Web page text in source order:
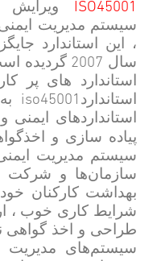
ویرایش
سیستم مدیریت
، این استاندارد
سال 2007 گردیده
استاندارد های پر
استاندارد iso45001
استانداردهای
پیاده سازی و
سیستم مدیریت
سازمان‌ها و شرکت
بهداشت کارکنان
شرایط کاری خوب ،
سیستم‌های مدیریت